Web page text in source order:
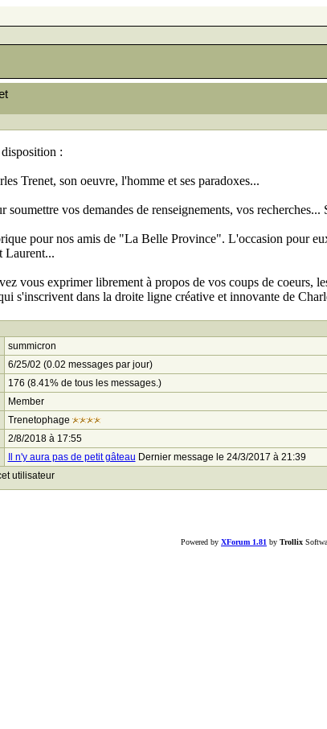
:
Trenet, son oeuvre, l'homme et ses paradoxes...
soumettre vos demandes de renseignements, vos
pour nos amis de "La Belle Province". L'occasion pour
Laurent...
vous exprimer librement à propos de vos coups de coeurs,
s'inscrivent dans la droite ligne créative et innovante de
summicron
6/25/02 (0.02 messages par jour)
176 (8.41% de tous les messages.)
Member
Trenetophage
2/8/2018 à 17:55
Il n'y aura pas de petit gâteau Dernier message le 24/3/2017 à 21:39
utilisateur
Powered by XForum 1.81 by Trollix